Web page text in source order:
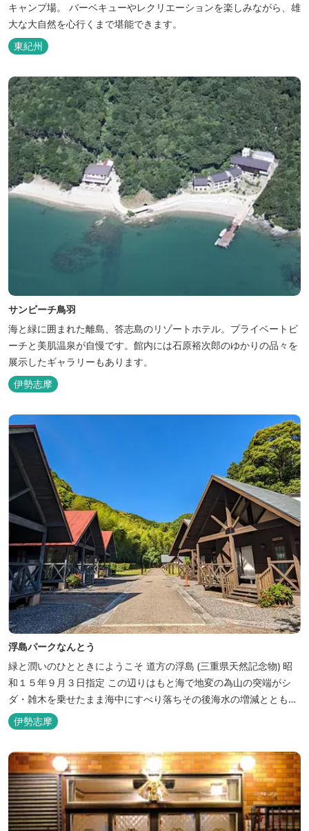
キャンプ場。 バーベキューやレクリエーションを楽しみながら、雄
大な大自然を心行くまで堪能できます。
東紀州
サンビーチ鳥羽
海と緑に囲まれた離島、答志島のリゾートホテル。プライベートビ
ーチと美肌温泉が自慢です。館内には石原裕次郎のゆかりの品々を
展示したギャラリーもあります。
伊勢志摩
浮島パークなんとう
緑と潤いのひとときにようこそ ​道方の浮島 (三重県天然記念物) 昭
和１５年９月３日指定 この辺りはもと海で地変の為山の突端がシ
ダ・雑木を乗せたまま海中にすべり落ちその後海水の増減とともに
浮き沈みするようになったと伝えられています。 周辺は浮島を廻る
散策路が設けられ、また海岸線が一望できる展望塔へと続く遊歩道
用頂け...
伊勢志摩